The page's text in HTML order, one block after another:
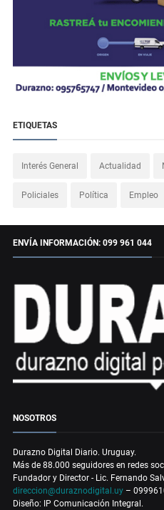
ETIQUETAS
Interés General Actualidad
Policiales Política Empleo
ENVÍA INFORMACIÓN: 099 961 044
NOSOTROS
Durazno Digital Diario. Uruguay.
Más de 88.000 seguidores en redes
Fundador y Director - Lic. Fernando
direccion@duraznodigital.uy –
Diseño: IP Comunicación Integral.